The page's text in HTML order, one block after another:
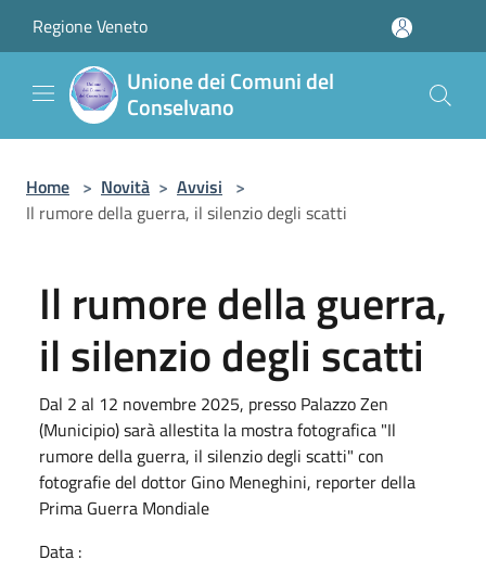
Regione Veneto
Unione dei Comuni del
Conselvano
Home > Novità > Avvisi >
Il rumore della guerra, il silenzio degli scatti
Il rumore della guerra,
il silenzio degli scatti
Dal 2 al 12 novembre 2025, presso Palazzo Zen
(Municipio) sarà allestita la mostra fotografica "Il
rumore della guerra, il silenzio degli scatti" con
fotografie del dottor Gino Meneghini, reporter della
Prima Guerra Mondiale
Data :